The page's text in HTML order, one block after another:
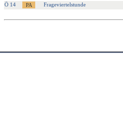
Ö 14
Frageviertelstunde